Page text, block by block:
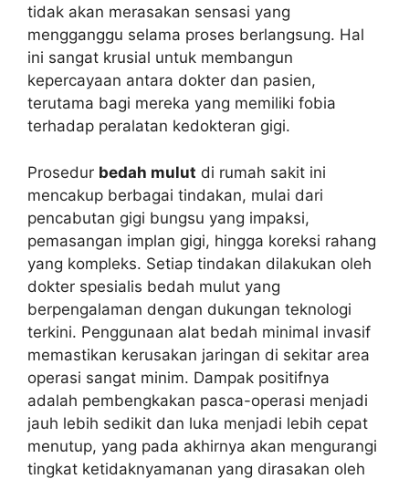
tidak akan merasakan sensasi yang
mengganggu selama proses berlangsung. Hal
ini sangat krusial untuk membangun
kepercayaan antara dokter dan pasien,
terutama bagi mereka yang memiliki fobia
terhadap peralatan kedokteran gigi.
Prosedur bedah mulut di rumah sakit ini
mencakup berbagai tindakan, mulai dari
pencabutan gigi bungsu yang impaksi,
pemasangan implan gigi, hingga koreksi rahang
yang kompleks. Setiap tindakan dilakukan oleh
dokter spesialis bedah mulut yang
berpengalaman dengan dukungan teknologi
terkini. Penggunaan alat bedah minimal invasif
memastikan kerusakan jaringan di sekitar area
operasi sangat minim. Dampak positifnya
adalah pembengkakan pasca-operasi menjadi
jauh lebih sedikit dan luka menjadi lebih cepat
menutup, yang pada akhirnya akan mengurangi
tingkat ketidaknyamanan yang dirasakan oleh